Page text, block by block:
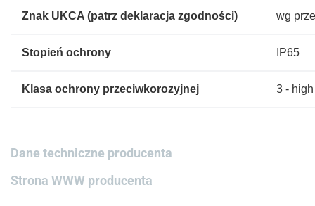
Znak UKCA (patrz deklaracja zgodności) wg
Stopień ochrony IP65
Klasa ochrony przeciwkorozyjnej 3 -
Dane techniczne producenta
Strona WWW producenta